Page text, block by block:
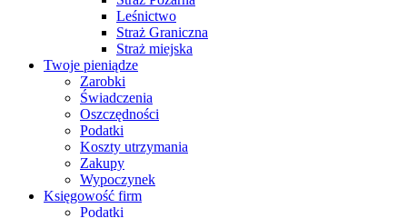
Leśnictwo
Straż Graniczna
Straż miejska
Twoje pieniądze
Zarobki
Świadczenia
Oszczędności
Podatki
Koszty utrzymania
Zakupy
Wypoczynek
Księgowość firm
Podatki